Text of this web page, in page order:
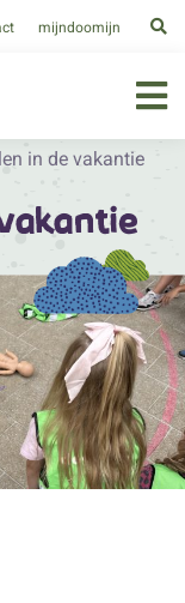
mijndoomijn
in de vakantie